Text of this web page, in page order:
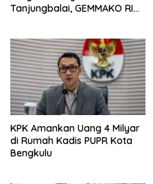
Tanjungbalai, GEMMAKO RI
KPK Amankan Uang 4 Milyar
di Rumah Kadis PUPR Kota
Bengkulu